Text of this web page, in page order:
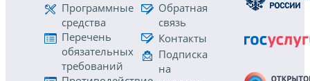
Программные
средства
Перечень
обязательных
требований
Обратная
связь
Контакты
Подписка
на